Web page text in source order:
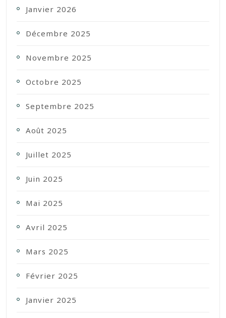
Janvier 2026
Décembre 2025
Novembre 2025
Octobre 2025
Septembre 2025
Août 2025
Juillet 2025
Juin 2025
Mai 2025
Avril 2025
Mars 2025
Février 2025
Janvier 2025